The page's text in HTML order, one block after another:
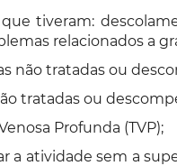
tiveram:
relacionados a
não tratadas ou
tratadas ou
Profunda (TVP);
a atividade sem a